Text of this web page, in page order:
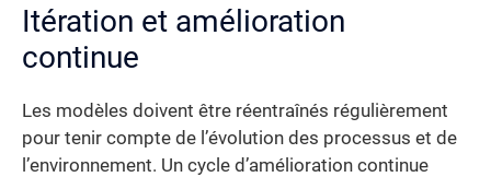
Itération et amélioration
continue
Les modèles doivent être réentraînés régulièrement
pour tenir compte de l’évolution des processus et de
l’environnement. Un cycle d’amélioration continue